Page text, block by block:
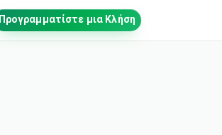
Προγραμματίστε μια Κλήση